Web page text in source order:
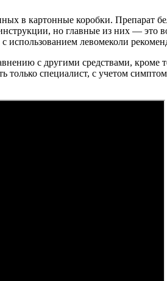
в картонные коробки. Препарат
но главные из них — это
левомеколи
с другими средствами, кроме
только специалист, с учетом